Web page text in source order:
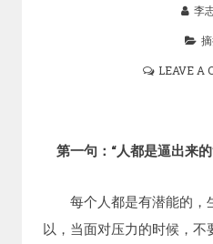
李
LEAVE A
第一句：“人都是逼出来的”
每个人都是有潜能的，
以，当面对压力的时候，